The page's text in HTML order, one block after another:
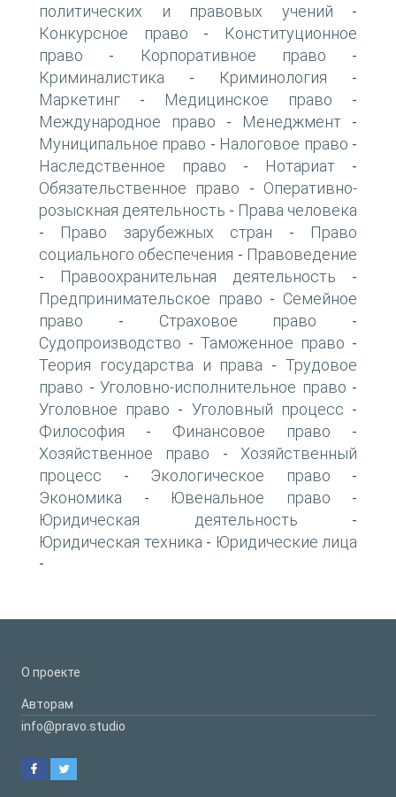
политических и правовых учений -
Конкурсное право -
Конституционное
право - Корпоративное право -
Криминалистика - Криминология -
Маркетинг - Медицинское право -
Международное право - Менеджмент -
Муниципальное право - Налоговое право -
Наследственное право - Нотариат -
Обязательственное право - Оперативно-
розыскная деятельность - Права человека
- Право зарубежных стран -
Право
социального обеспечения - Правоведение
- Правоохранительная деятельность -
Предпринимательское право - Семейное
право - Страховое право -
Судопроизводство - Таможенное право -
Теория государства и права -Трудовое
право - Уголовно-исполнительное право -
Уголовное право - Уголовный процесс -
Философия - Финансовое право -
Хозяйственное право - Хозяйственный
процесс - Экологическое право -
Экономика - Ювенальное право -
Юридическая деятельность -
Юридическая техника - Юридические лица
-
О проекте
Авторам
info@pravo.studio